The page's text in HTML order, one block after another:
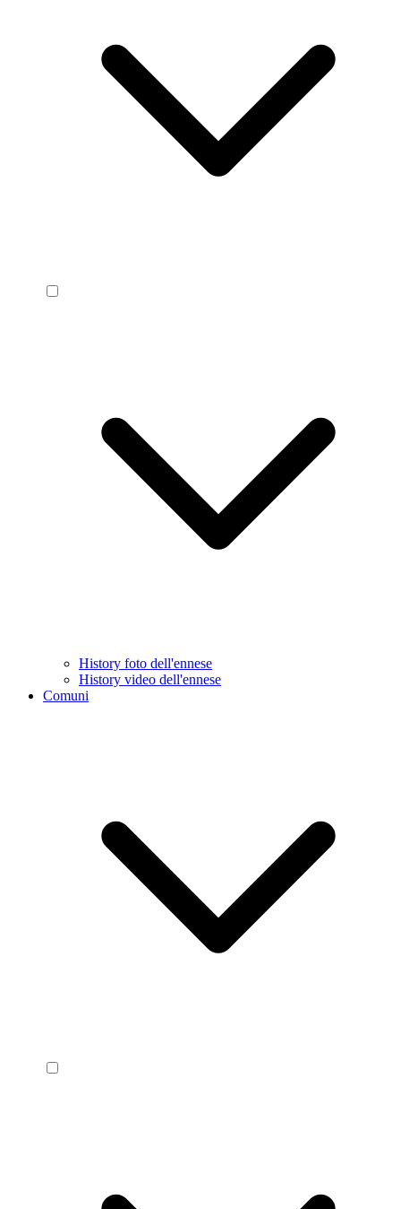
History foto dell'ennese
History video dell'ennese
Comuni